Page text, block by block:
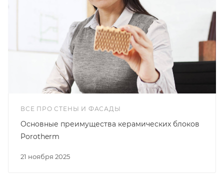
ВСЕ ПРО СТЕНЫ И ФАСАДЫ
21 ноября 2025
Основные преимущества керамических блоков
Porotherm